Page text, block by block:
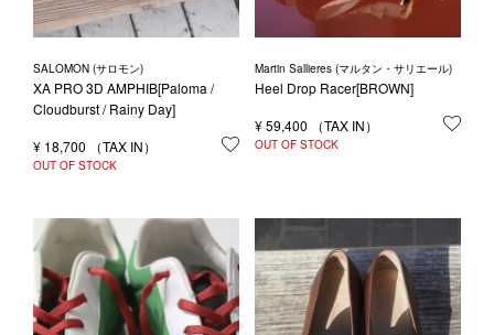
SALOMON (サロモン)
XA PRO 3D AMPHIB[Paloma /
Cloudburst / Rainy Day]
¥ 18,700 お気に入りに登録する
OUT OF STOCK
Martin Sallieres (マルタン・サリエール)
Heel Drop Racer[BROWN]
¥59,400
OUT OF STOCK